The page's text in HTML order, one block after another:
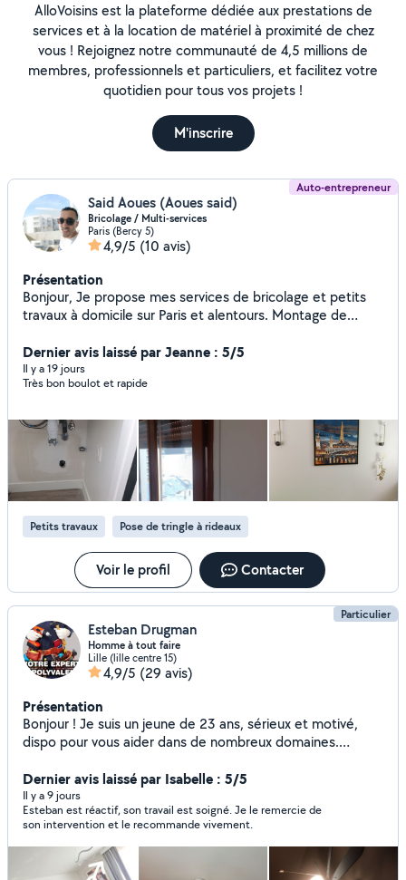
AlloVoisins est la plateforme dédiée aux prestations de
services et à la location de matériel à proximité de chez
vous ! Rejoignez notre communauté de 4,5 millions de
membres, professionnels et particuliers, et facilitez votre
quotidien pour tous vos projets !
M'inscrire
Auto-entrepreneur
Said Aoues (Aoues said)
Bricolage / Multi-services
Paris (Bercy 5)
4,9/5 (10 avis)
Présentation
Bonjour, Je propose mes services de bricolage et petits
travaux à domicile sur Paris et alentours. Montage de
étagères, cadres) Petits travaux d'électricité (luminaires,
prises) Plomberie simple (robinet, siphon, débouchage)
Réparations diverses Nettoyage et entretien logement /
travailler chez des particuliers avec un vrai souci du détail.
Disponible rapidement Travail propre et efficace N'hésitez
pas à me contacter pour toute demande
Dernier avis laissé par Jeanne : 5/5
Il y a 19 jours
Très bon boulot et rapide
Petits travaux Pose de tringle à rideaux
Voir le profil Contacter
Particulier
Esteban Drugman
Homme à tout faire
Lille (lille centre 15)
4,9/5 (29 avis)
Présentation
Bonjour ! Je suis un jeune de 23 ans, sérieux et motivé,
dispo pour vous aider dans de nombreux domaines.
tout : -Bricolage (montage de meubles, fixations,
réparations...) -Mécanique légère aussi -Services divers
(aide, manutention, petits travaux ect.) Je suis véhiculé et
je me déplace avec tout mon matériel ! Disponible en
semaine comme en week-end. Travail propre, efficace et
toujours avec le sourire ! N'hésitez pas a me contacter ;)
Dernier avis laissé par Isabelle : 5/5
Il y a 9 jours
Esteban est réactif, son travail est soigné. Je le remercie de
son intervention et le recommande vivement.